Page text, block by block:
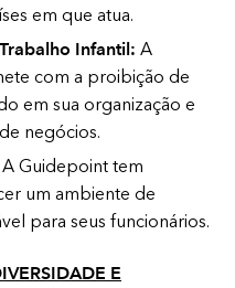
em que atua.
Infantil: A
com a proibição de
em sua organização e
negócios.
A Guidepoint tem
um ambiente de
para seus funcionários.
E